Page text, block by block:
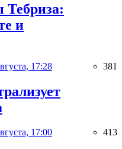
Тебриза:
и
17:28 381
17:00 413